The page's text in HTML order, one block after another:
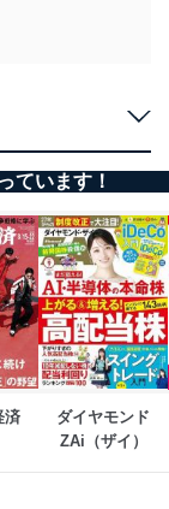
ています！
済
ダイヤモンド
ZAi（ザイ）